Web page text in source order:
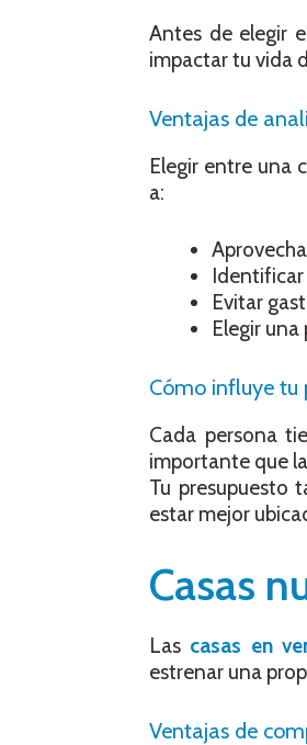
Antes de elegir
impactar tu vida
Ventajas de
Elegir entre una
a:
Identificar
Evitar
Elegir
Cómo influye tu
Cada persona
importante que
Tu presupuesto
estar mejor
Casas
Las casas en
estrenar una
Ventajas de